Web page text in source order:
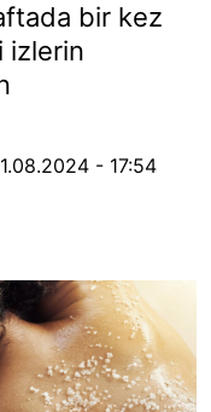
bir kez
izlerin
- 17:54